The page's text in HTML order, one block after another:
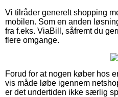
Vi tilråder generelt shopping
mobilen. Som en anden
fra f.eks. ViaBill, såfremt du
flere omgange.
Forud for at nogen køber hos
vis måde løbe igennem
er det undertiden ikke særlig